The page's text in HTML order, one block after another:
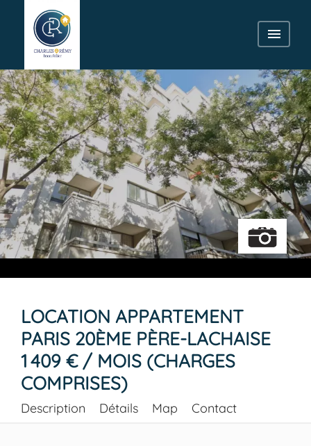
LOCATION APPARTEMENT
PARIS 20ÈME PÈRE-LACHAISE
1 409 € / MOIS (CHARGES
COMPRISES)
Description Détails Map Contact